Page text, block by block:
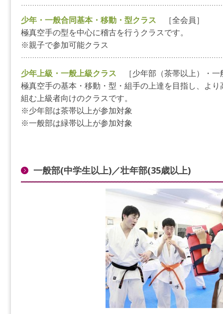
少年・一般合同基本・移動・型クラス
［全会員］
極真空手の型を中心に稽古を行うクラスです。
※親子で参加可能クラス
少年上級・一般上級クラス
［少年部（茶帯以上）・
極真空手の基本・移動・型・組手の上達を目指し、よ
組む上級者向けのクラスです。
※少年部は茶帯以上が参加対象
※一般部は緑帯以上が参加対象
一般部(中学生以上)／壮年部(35歳以上)